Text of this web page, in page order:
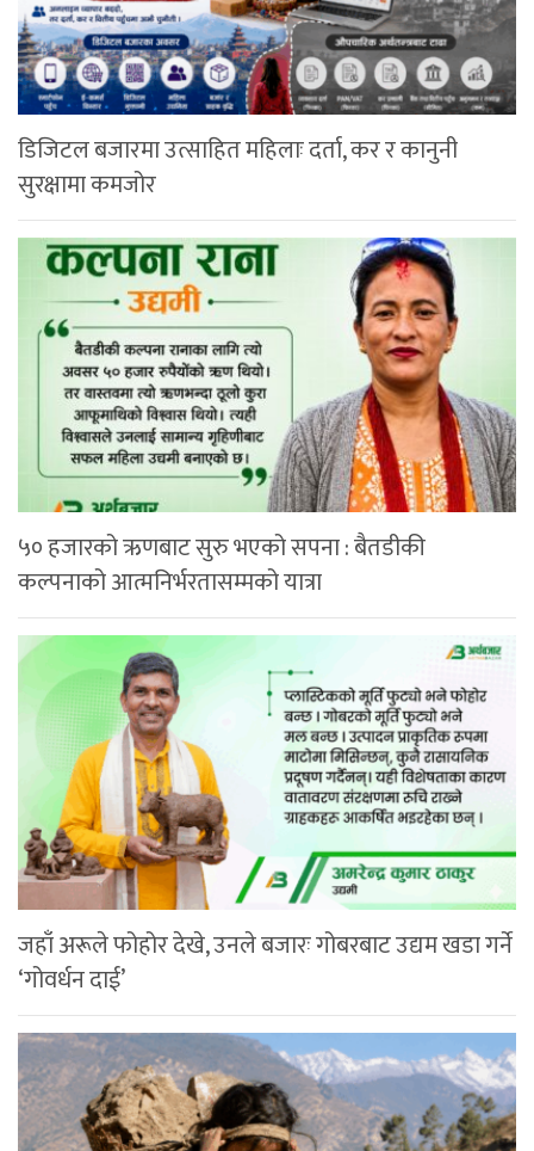
डिजिटल बजारमा उत्साहित महिलाः दर्ता, कर र कानुनी
सुरक्षामा कमजोर
५० हजारको ऋणबाट सुरु भएको सपना : बैतडीकी
कल्पनाको आत्मनिर्भरतासम्मको यात्रा
जहाँ अरूले फोहोर देखे, उनले बजारः गोबरबाट उद्यम खडा गर्ने
‘गोवर्धन दाई’